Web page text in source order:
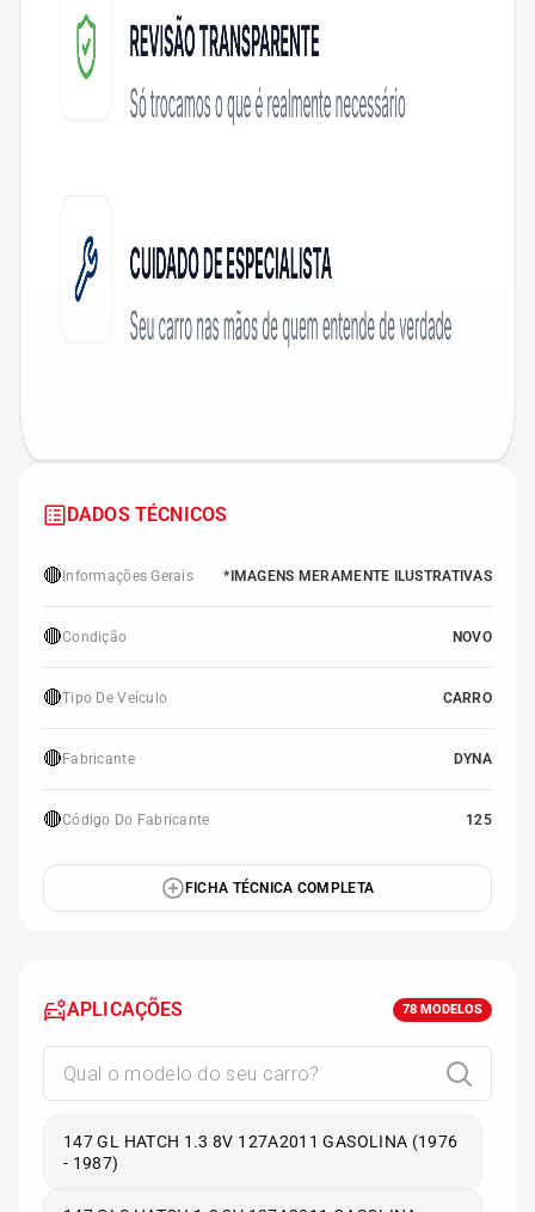
DADOS TÉCNICOS
🔴 Informações Gerais *IMAGENS MERAMENTE ILUSTRATIVAS
🔴Condição NOVO
🔴Tipo De Veículo CARRO
🔴 Fabricante DYNA
🔴Código Do Fabricante 125
FICHA TÉCNICA COMPLETA
APLICAÇÕES 78 MODELOS
147 GL HATCH 1.3 8V 127A2011 GASOLINA (1976
- 1987)